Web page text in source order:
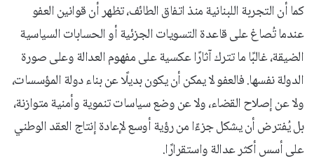
كما أن التجربة اللبنانية منذ اتفاق الطائف، تظهر أن قوانين العفو
عندما تُصاغ على قاعدة التسويات الجزئية أو الحسابات السياسية
الضيقة، غالبًا ما تترك آثارًا عكسية على مفهوم العدالة وعلى صورة
الدولة نفسها. فالعفو لا يمكن أن يكون بديلًا عن بناء دولة المؤسسات،
ولا عن إصلاح القضاء، ولا عن وضع سياسات تنموية وأمنية متوازنة،
بل يُفترض أن يشكل جزءًا من رؤية أوسع لإعادة إنتاج العقد الوطني
على أسس أكثر عدالة واستقرارًا.